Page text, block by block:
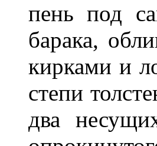
пень под са
барака,
кирками и
степи то
два